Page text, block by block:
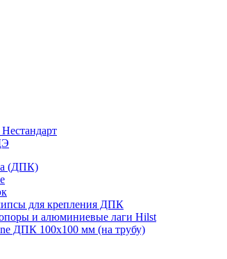
(ДПК)
для крепления ДПК
и алюминиевые лаги Hilst
ДПК 100х100 мм (на трубу)